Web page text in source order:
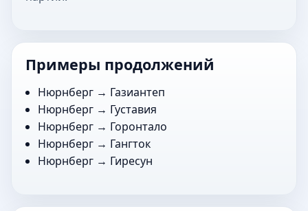
Примеры продолжений
Нюрнберг → Газиантеп
Нюрнберг → Густавия
Нюрнберг → Горонтало
Нюрнберг → Гангток
Нюрнберг → Гиресун